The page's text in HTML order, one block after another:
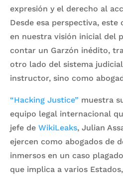
expresión y el derecho al
Desde esa perspectiva, este
en nuestra visión inicial del
contar un Garzón inédito,
otro lado del sistema
instructor, sino como
“Hacking Justice” muestra
equipo legal internacional
jefe de WikiLeaks, Julian
ejercen como abogados de
inmersos en un caso
que implica a varios